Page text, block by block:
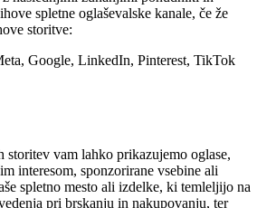
spletne oglaševalske kanale, če že
storitve:
Google, LinkedIn, Pinterest, TikTok
storitev vam lahko prikazujemo oglase,
interesom, sponzorirane vsebine ali
spletno mesto ali izdelke, ki temleljijo na
pri brskanju in nakupovanju, ter